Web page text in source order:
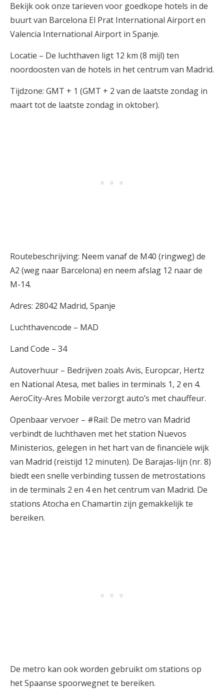
Bekijk ook onze tarieven voor goedkope hotels in de
buurt van Barcelona El Prat International Airport en
Valencia International Airport in Spanje.
Locatie – De luchthaven ligt 12 km (8 mijl) ten
noordoosten van de hotels in het centrum van Madrid.
Tijdzone: GMT + 1 (GMT + 2 van de laatste zondag in
maart tot de laatste zondag in oktober).
Routebeschrijving: Neem vanaf de M40 (ringweg) de
A2 (weg naar Barcelona) en neem afslag 12 naar de
M-14.
Adres: 28042 Madrid, Spanje
Luchthavencode – MAD
Land Code – 34
Autoverhuur – Bedrijven zoals Avis, Europcar, Hertz
en National Atesa, met balies in terminals 1, 2 en 4.
AeroCity-Ares Mobile verzorgt auto’s met chauffeur.
Openbaar vervoer – #Rail: De metro van Madrid
verbindt de luchthaven met het station Nuevos
Ministerios, gelegen in het hart van de financiële wijk
van Madrid (reistijd 12 minuten). De Barajas-lijn (nr. 8)
biedt een snelle verbinding tussen de metrostations
in de terminals 2 en 4 en het centrum van Madrid. De
stations Atocha en Chamartin zijn gemakkelijk te
bereiken.
De metro kan ook worden gebruikt om stations op
het Spaanse spoorwegnet te bereiken.